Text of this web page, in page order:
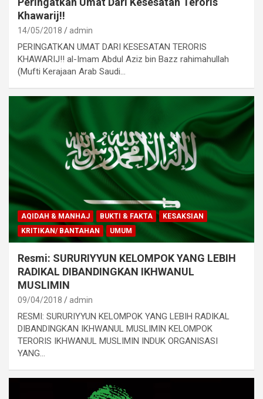
Khawarij!!
14/05/2018 admin
PERINGATKAN UMAT DARI KESESATAN TERORIS
KHAWARIJ!! al-Imam Abdul Aziz bin Bazz rahimahullah
(Mufti Kerajaan Arab Saudi…
AQIDAH & MANHAJ BUKTI & FAKTA
KESAKSIAN
KRITIKAN/ BANTAHAN
UMUM
Resmi: SURURIYYUN KELOMPOK YANG LEBIH
RADIKAL DIBANDINGKAN IKHWANUL
MUSLIMIN
09/04/2018 admin
RESMI: SURURIYYUN KELOMPOK YANG LEBIH RADIKAL
DIBANDINGKAN IKHWANUL MUSLIMIN KELOMPOK
TERORIS IKHWANUL MUSLIMIN INDUK ORGANISASI
YANG…